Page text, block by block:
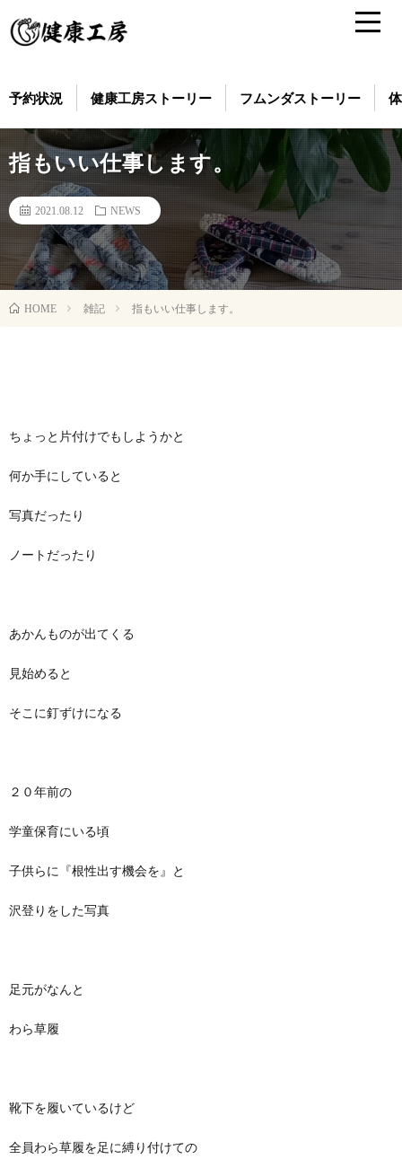
予約状況 健康工房ストーリー フムンダストーリー
指もいい仕事します。
2021.08.12 NEWS
HOME 雑記 指もいい仕事します。
ちょっと片付けでもしようかと
何か手にしていると
写真だったり
ノートだったり
あかんものが出てくる
見始めると
そこに釘ずけになる
２０年前の
学童保育にいる頃
子供らに『根性出す機会を』と
沢登りをした写真
足元がなんと
わら草履
靴下を履いているけど
全員わら草履を足に縛り付けての